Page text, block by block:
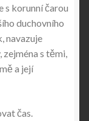
s korunní čarou
duchovního
navazuje
s těmi,
a její
čas.